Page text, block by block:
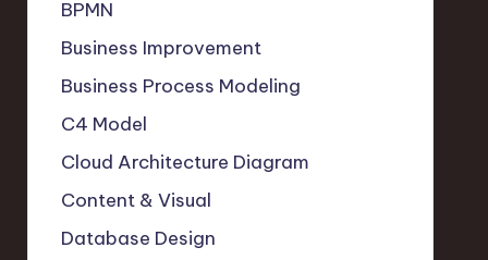
BPMN
Business Improvement
Business Process Modeling
C4 Model
Cloud Architecture Diagram
Content & Visual
Database Design